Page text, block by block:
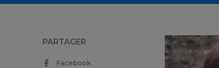
PARTAGER
Facebook